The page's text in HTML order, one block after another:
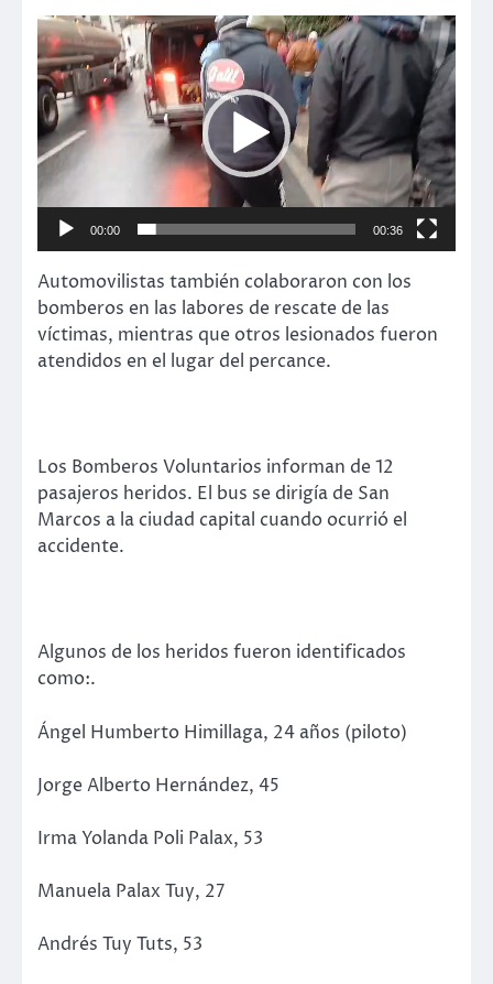
Reproductor
de
vídeo
00:00 00:36
Automovilistas también colaboraron con los
bomberos en las labores de rescate de las
víctimas, mientras que otros lesionados fueron
atendidos en el lugar del percance.
Los Bomberos Voluntarios informan de 12
pasajeros heridos. El bus se dirigía de San
Marcos a la ciudad capital cuando ocurrió el
accidente.
Algunos de los heridos fueron identificados
como:.
Ángel Humberto Himillaga, 24 años (piloto)
Jorge Alberto Hernández, 45
Irma Yolanda Poli Palax, 53
Manuela Palax Tuy, 27
Andrés Tuy Tuts, 53